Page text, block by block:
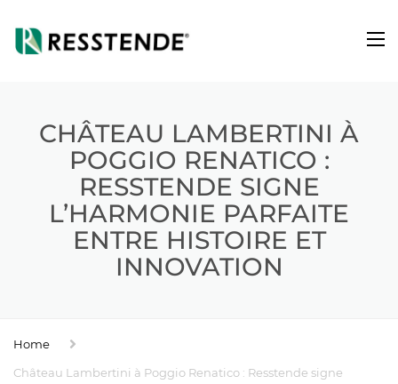
CHÂTEAU LAMBERTINI À
POGGIO RENATICO :
RESSTENDE SIGNE
L’HARMONIE PARFAITE
ENTRE HISTOIRE ET
INNOVATION
Home
Château Lambertini à Poggio Renatico : Resstende signe